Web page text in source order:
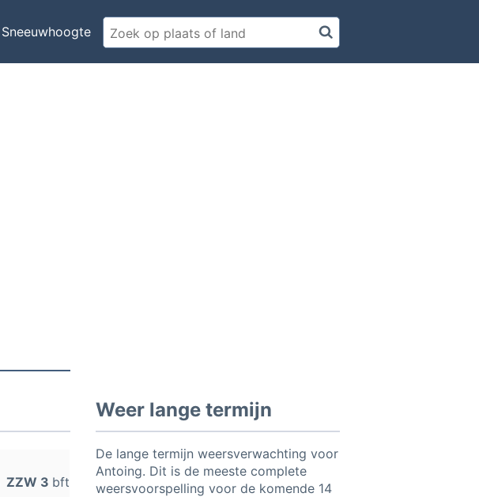
Sneeuwhoogte
ZZW 3 bft
Weer lange termijn
De lange termijn weersverwachting voor
Antoing. Dit is de meeste complete
weersvoorspelling voor de komende 14